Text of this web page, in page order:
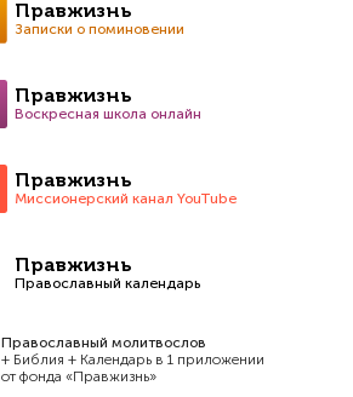
Правжизнь
Записки о поминовении
Правжизнь
Воскресная школа онлайн
Правжизнь
Миссионерский канал YouTube
Правжизнь
Православный календарь
Православный молитвослов
+ Библия + Календарь в 1 приложении
от фонда «Правжизнь»